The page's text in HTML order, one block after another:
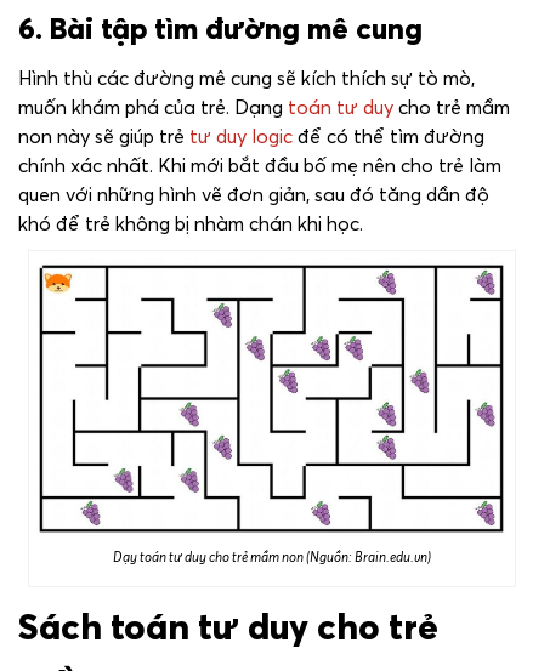
6. Bài tập tìm đường mê cung
Hình thù các đường mê cung sẽ kích thích sự tò mò,
muốn khám phá của trẻ. Dạng toán tư duy cho trẻ mầm
non này sẽ giúp trẻ tư duy logic để có thể tìm đường
chính xác nhất. Khi mới bắt đầu bố mẹ nên cho trẻ làm
quen với những hình vẽ đơn giản, sau đó tăng dần độ
khó để trẻ không bị nhàm chán khi học.
Dạy toán tư duy cho trẻ mầm non (Nguồn: Brain.edu.vn)
Sách toán tư duy cho trẻ